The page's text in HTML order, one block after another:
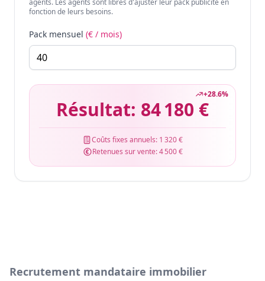
agents. Les agents sont libres d'ajuster leur pack publicité en
fonction de leurs besoins.
Pack mensuel (€ / mois)
+28.6%
Résultat: 84 180 €
Coûts fixes annuels: 1 320 €
Retenues sur vente:4 500 €
Recrutement mandataire immobilier